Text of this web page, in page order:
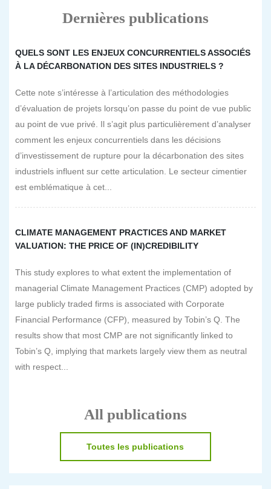
Dernières publications
QUELS SONT LES ENJEUX CONCURRENTIELS ASSOCIÉS
À LA DÉCARBONATION DES SITES INDUSTRIELS ?
Cette note s’intéresse à l’articulation des méthodologies
d’évaluation de projets lorsqu’on passe du point de vue public
au point de vue privé. Il s’agit plus particulièrement d’analyser
comment les enjeux concurrentiels dans les décisions
d’investissement de rupture pour la décarbonation des sites
industriels influent sur cette articulation. Le secteur cimentier
est emblématique à cet...
CLIMATE MANAGEMENT PRACTICES AND MARKET
VALUATION: THE PRICE OF (IN)CREDIBILITY
This study explores to what extent the implementation of
managerial Climate Management Practices (CMP) adopted by
large publicly traded firms is associated with Corporate
Financial Performance (CFP), measured by Tobin’s Q. The
results show that most CMP are not significantly linked to
Tobin’s Q, implying that markets largely view them as neutral
with respect...
All publications
Toutes les publications